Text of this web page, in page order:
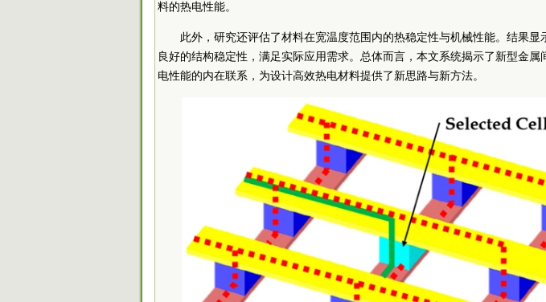
料的热电性能。
此外，研究还评估了材料在宽温度范围内的热稳定性与机械性能。结果显
良好的结构稳定性，满足实际应用需求。总体而言，本文系统揭示了新型金属
电性能的内在联系，为设计高效热电材料提供了新思路与新方法。